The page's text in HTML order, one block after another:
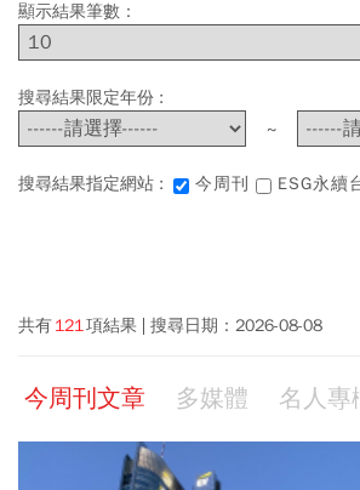
顯示結果筆數：
搜尋結果限定年份 :
~
搜尋結果指定網站 : 今周刊 ESG永續
共有121項結果 搜尋日期： 2026-08-08
今周刊文章 多媒體 名人專